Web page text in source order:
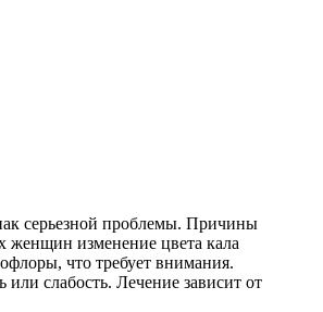
серьезной проблемы. Причины
женщин изменение цвета кала
что требует внимания.
слабость. Лечение зависит от